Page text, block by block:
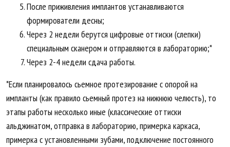
После приживления имплантов устанавливаются
формирователи десны;
Через 2 недели берутся цифровые оттиски (слепки)
специальным сканером и отправляются в лабораторию;*
Через 2-4 недели сдача работы.
*Если планировалось сьемное протезирование с опорой на
импланты (как правило сьемный протез на нижнюю челюсть), то
этапы работы несколько иные (классические оттиски
альджинатом, отправка в лабораторию, примерка каркаса,
примерка с установленными зубами, подключение постоянного